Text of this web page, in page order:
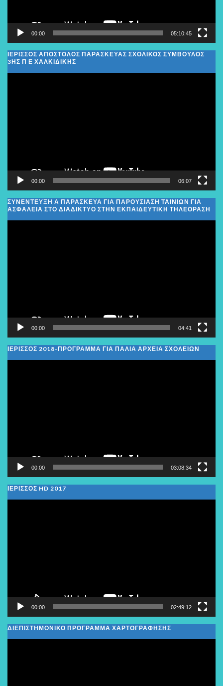
00:00 05:10:45
ΙΕΡΙΣΣΟΣ ΑΠΟΣΤΟΛΟΣ ΠΑΡΑΣΚΕΥΑΣ ΣΧΟΛΙΚΌΣ ΣΎΜΒΟΥΛΟΣ
3ΗΣ Π Ε ΧΑΛΚΙΔΙΚΉΣ
00:00 06:07
ΣΥΝΕΝΤΕΥΞΗ Α ΠΑΡΑΣΚΕΥΑ ΓΙΑ ΠΑΡΟΥΣΙΑΣΗ ΤΑΙΝΙΩΝ ΓΙΑ
ΑΣΦΑΛΕΙΑ ΣΤΟ ΔΙΑΔΙΚΤΥΟ ΣΤΗΝ ΕΚΠΑΙΔΕΥΤΙΚΗ ΤΗΛΕΟΡΑΣΗ
00:00 04:41
ΙΕΡΙΣΣΟΣ 2018-ΠΡΟΓΡΑΜΜΑ ΓΙΑ ΠΑΛΙΑ ΑΡΧΕΙΑ ΣΧΟΛΕΙΩΝ
00:00 03:08:34
ΙΕΡΙΣΣΟΣ HD 2017
00:00 02:49:12
ΔΙΕΠΙΣΤΗΜΟΝΙΚΟ ΠΡΟΓΡΑΜΜΑ ΧΑΡΤΟΓΡΑΦΗΣΗΣ